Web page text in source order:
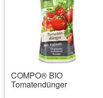
COMPO® BIO
Tomatendünger